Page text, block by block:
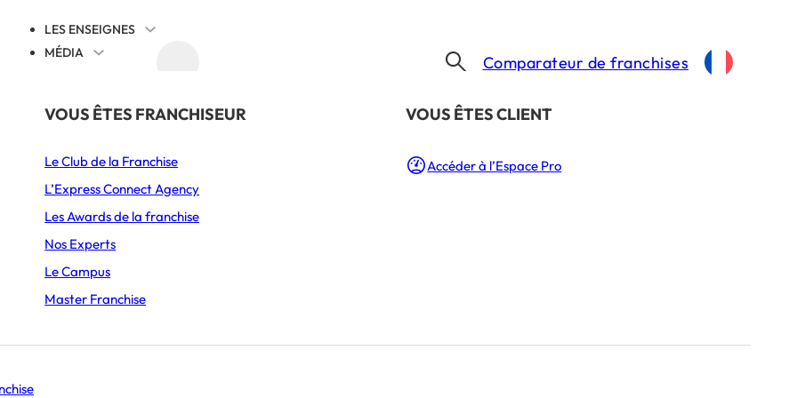
LES ENSEIGNES
PAR SECTEUR
Alimentation
Ameublement & Décoration
Automobile, Moto & Cycle
Beauté & Bien-être
MÉDIA
THÉMATIQUES
Juridique
Cession reprise
International
Comprendre la franchise
S’implanter
Animation et communication
VOUS ÊTES FRANCHISEUR
Le Club de la Franchise
L’Express Connect Agency
Les Awards de la franchise
Nos Experts
Le Campus
Master Franchise
​VOUS ÊTES CLIENT
Accéder à l’Espace Pro
Comparateur de franchises
Artisan Glacier à St Jean de